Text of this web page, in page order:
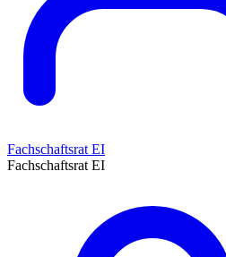
Fachschaftsrat EI
Fachschaftsrat EI